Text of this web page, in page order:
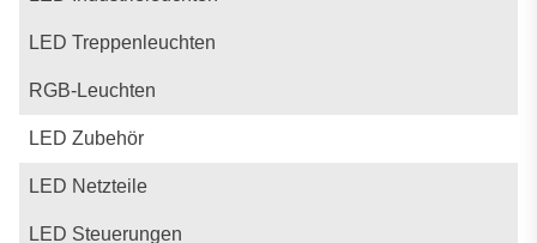
LED Treppenleuchten
RGB-Leuchten
LED Zubehör
LED Netzteile
LED Steuerungen